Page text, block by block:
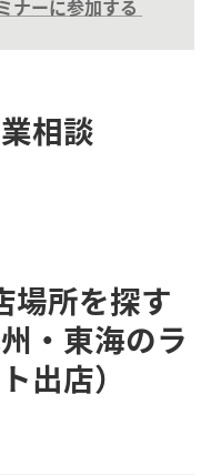
ナーに参加する
相談
場所を探す
・東海のラ
出店）